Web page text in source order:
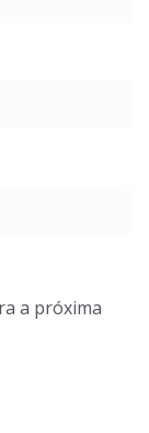
a próxima